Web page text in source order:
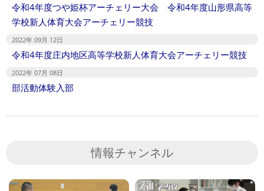
令和4年度つや姫杯アーチェリー大会 令和4年度山形県高等
学校新人体育大会アーチェリー競技
2022年 09月 12日
令和4年度庄内地区高等学校新人体育大会アーチェリー競技
2022年 07月 08日
部活動体験入部
情報チャンネル